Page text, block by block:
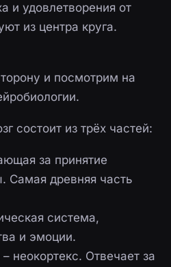
и удовлетворения от
из центра круга.
и посмотрим на
состоит из трёх частей:
за принятие
Самая древняя часть
система,
и эмоции.
неокортекс. Отвечает за